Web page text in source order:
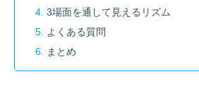
3場面を通して見えるリズム
よくある質問
まとめ